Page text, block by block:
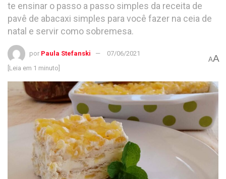
te ensinar o passo a passo simples da receita de
pavê de abacaxi simples para você fazer na ceia de
natal e servir como sobremesa.
por Paula Stefanski
07/06/2021
[Leia em 1 minuto]
AA